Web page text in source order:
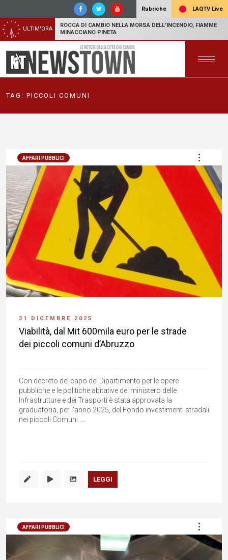
Rubriche LAQTV Live
ULTIM'ORA
ROCCA DI CAMBIO NELLA MORSA DELL'INCENDIO, FIAMME
MINACCIANO PINETA
TAG: PICCOLI COMUNI
AFFARI PUBBLICI
31 DICEMBRE 2025
Viabilità, dal Mit 600mila euro per le strade
dei piccoli comuni d’Abruzzo
Con decreto del capo del Dipartimento per le opere
pubbliche e le politiche abitative del ministero delle
Infrastrutture e dei Trasporti è stata approvata la
graduatoria, per l'anno 2025, del Fondo investimenti stradali
nei piccoli Comuni ....
LEGGI
AFFARI PUBBLICI